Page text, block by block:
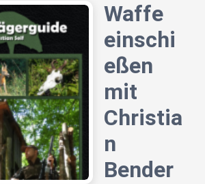
Waffe
einschi
eßen
mit
Christia
n
Bender